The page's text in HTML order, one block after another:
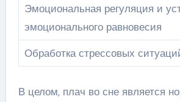
Эмоциональная регуляция и
эмоционального равновесия
Обработка стрессовых
В целом, плач во сне является